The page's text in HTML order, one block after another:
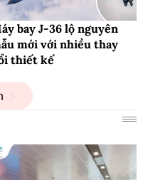
bay J-36 lộ nguyên
mới với nhiều thay
thiết kế